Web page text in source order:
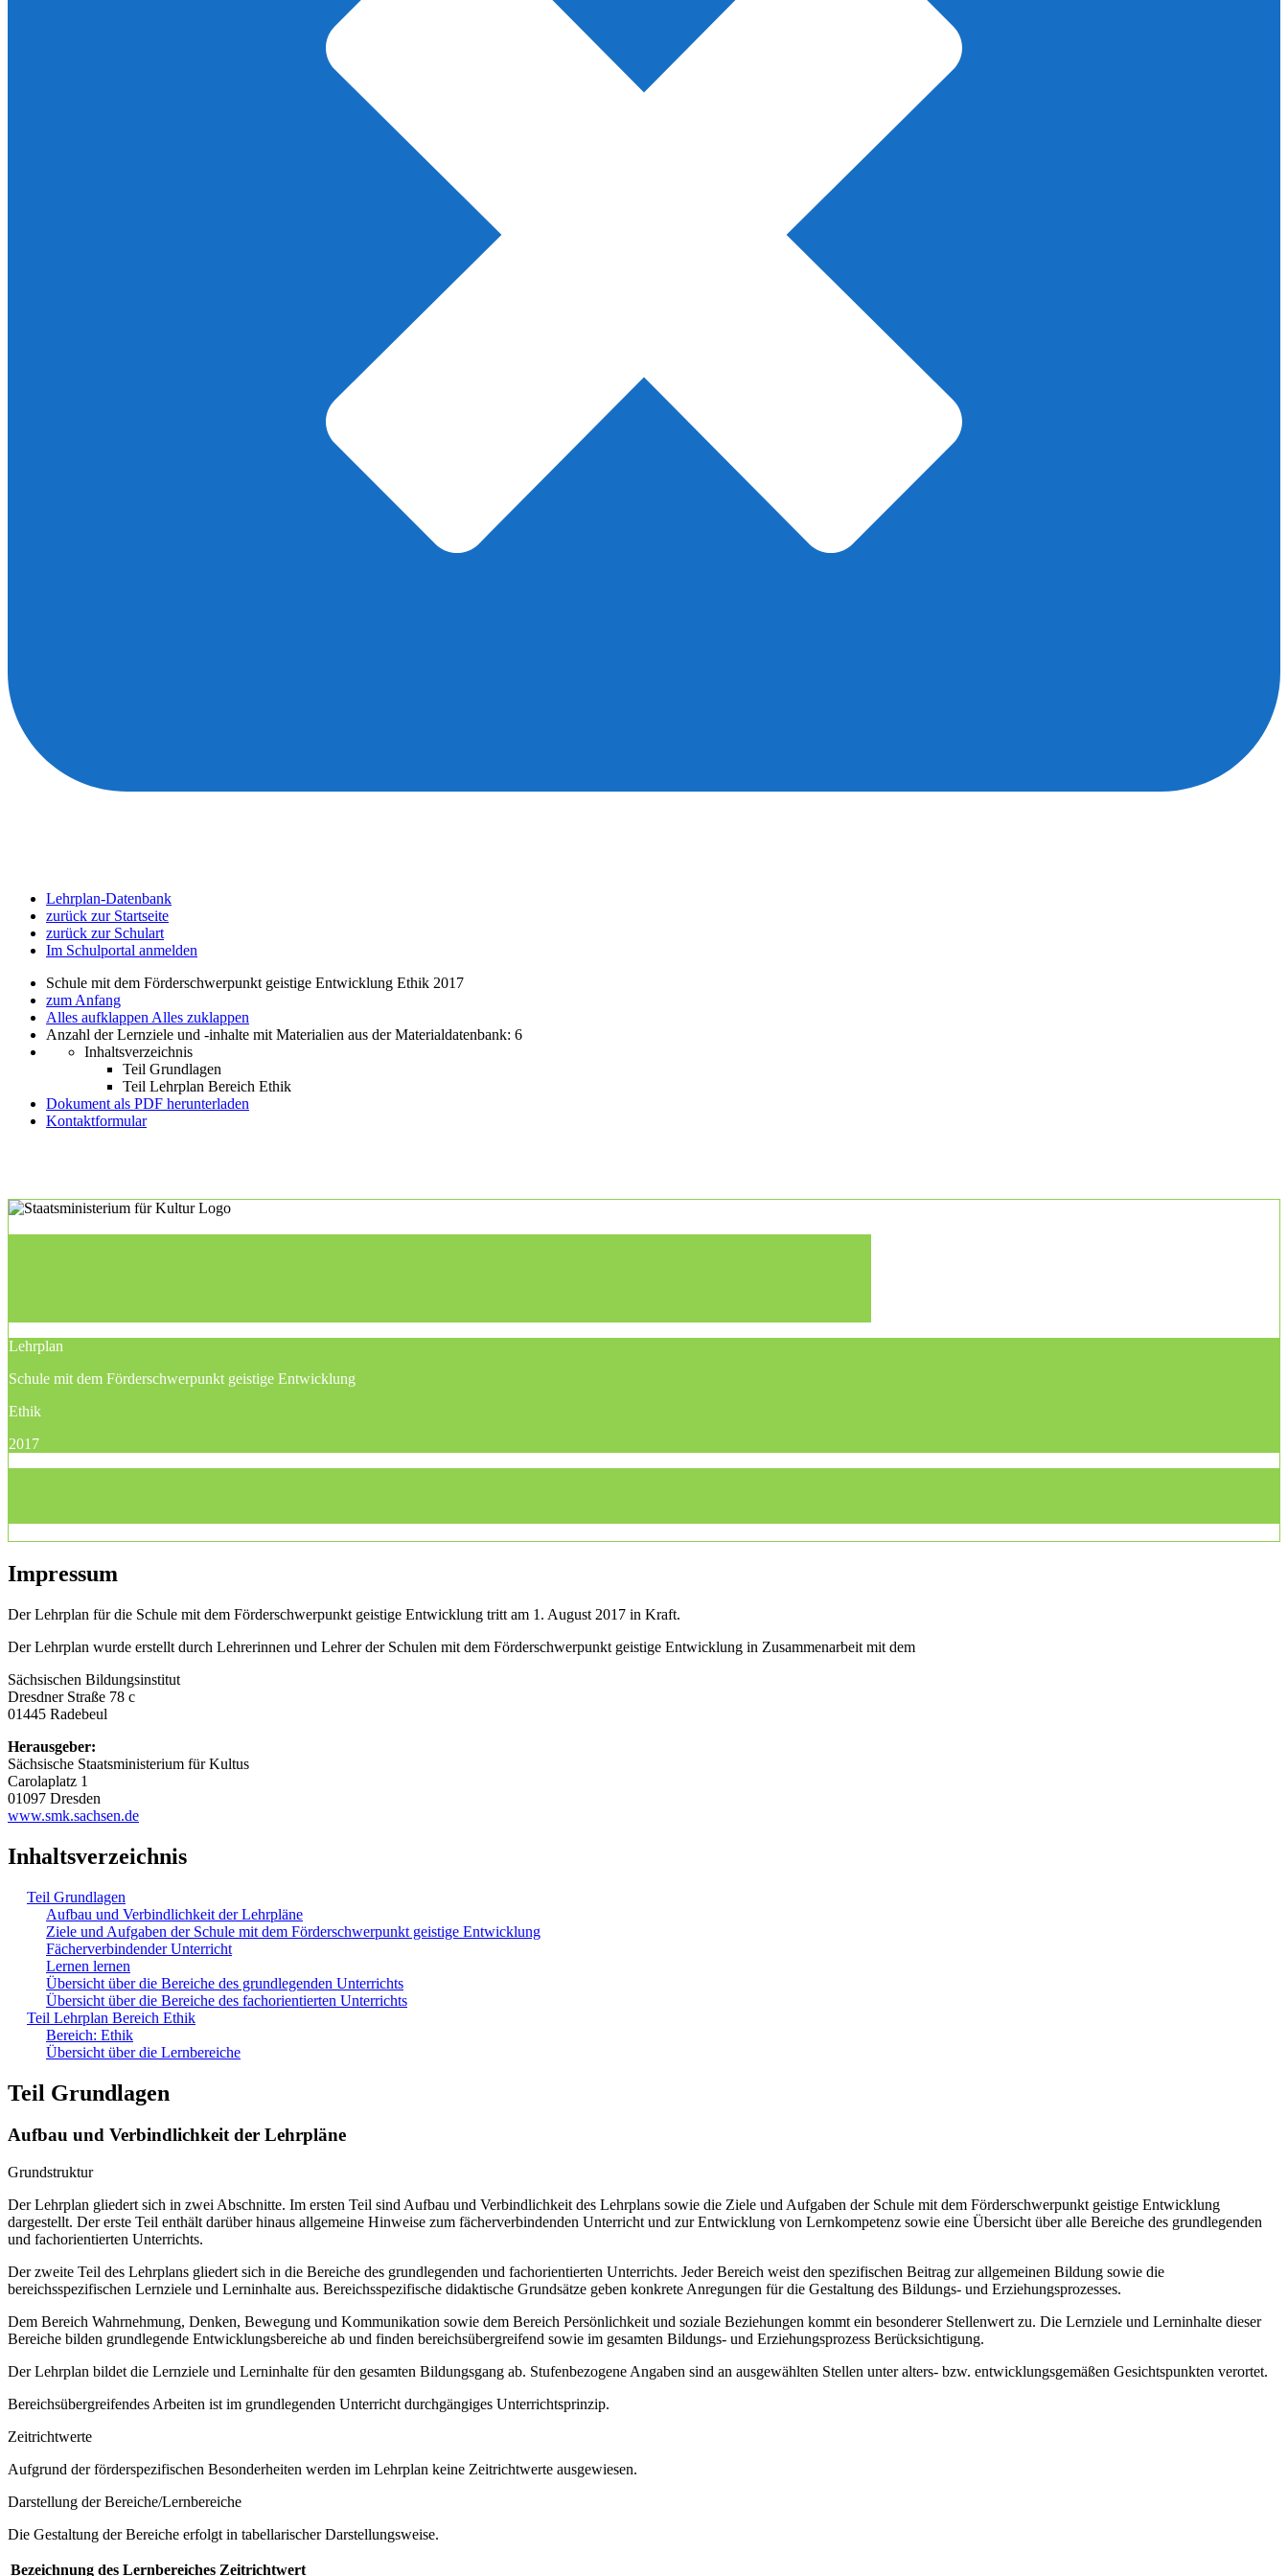
Lehrplan-Datenbank
zurück zur Startseite
zurück zur Schulart
Im Schulportal anmelden
Schule mit dem Förderschwerpunkt geistige Entwicklung Ethik 2017
zum Anfang
Alles aufklappen Alles zuklappen
Anzahl der Lernziele und -inhalte mit Materialien aus der Materialdatenbank: 6
Inhaltsverzeichnis
Teil Grundlagen
Teil Lehrplan Bereich Ethik
Dokument als PDF herunterladen
Kontaktformular
Lehrplan
Schule mit dem Förderschwerpunkt geistige Entwicklung
Ethik
2017
Impressum
Der Lehrplan für die Schule mit dem Förderschwerpunkt geistige Entwicklung tritt am 1. August 2017 in Kraft.
Der Lehrplan wurde erstellt durch Lehrerinnen und Lehrer der Schulen mit dem Förderschwerpunkt geistige Entwicklung in Zusammenarbeit mit dem
Sächsischen Bildungsinstitut
Dresdner Straße 78 c
01445 Radebeul
Herausgeber:
Sächsische Staatsministerium für Kultus
Carolaplatz 1
01097 Dresden
www.smk.sachsen.de
Inhaltsverzeichnis
Teil Grundlagen
Aufbau und Verbindlichkeit der Lehrpläne
Ziele und Aufgaben der Schule mit dem Förderschwerpunkt geistige Entwicklung
Fächerverbindender Unterricht
Lernen lernen
Übersicht über die Bereiche des grundlegenden Unterrichts
Übersicht über die Bereiche des fachorientierten Unterrichts
Teil Lehrplan Bereich Ethik
Bereich: Ethik
Übersicht über die Lernbereiche
Teil Grundlagen
Aufbau und Verbindlichkeit der Lehrpläne
Grundstruktur
Der Lehrplan gliedert sich in zwei Abschnitte. Im ersten Teil sind Aufbau und Verbindlichkeit des Lehrplans sowie die Ziele und Aufgaben der Schule mit dem Förderschwerpunkt geistige Entwicklung
dargestellt. Der erste Teil enthält darüber hinaus allgemeine Hinweise zum fächerverbindenden Unterricht und zur Entwicklung von Lernkompetenz sowie eine Übersicht über alle Bereiche des grundlegenden
und fachorientierten Unterrichts.
Der zweite Teil des Lehrplans gliedert sich in die Bereiche des grundlegenden und fachorientierten Unterrichts. Jeder Bereich weist den spezifischen Beitrag zur allgemeinen Bildung sowie die
bereichsspezifischen Lernziele und Lerninhalte aus. Bereichsspezifische didaktische Grundsätze geben konkrete Anregungen für die Gestaltung des Bildungs- und Erziehungsprozesses.
Dem Bereich Wahrnehmung, Denken, Bewegung und Kommunikation sowie dem Bereich Persönlichkeit und soziale Beziehungen kommt ein besonderer Stellenwert zu. Die Lernziele und Lerninhalte dieser
Bereiche bilden grundlegende Entwicklungsbereiche ab und finden bereichsübergreifend sowie im gesamten Bildungs- und Erziehungsprozess Berücksichtigung.
Der Lehrplan bildet die Lernziele und Lerninhalte für den gesamten Bildungsgang ab. Stufenbezogene Angaben sind an ausgewählten Stellen unter alters- bzw. entwicklungsgemäßen Gesichtspunkten verortet.
Bereichsübergreifendes Arbeiten ist im grundlegenden Unterricht durchgängiges Unterrichtsprinzip.
Zeitrichtwerte
Aufgrund der förderspezifischen Besonderheiten werden im Lehrplan keine Zeitrichtwerte ausgewiesen.
Darstellung der Bereiche/Lernbereiche
Die Gestaltung der Bereiche erfolgt in tabellarischer Darstellungsweise.
Bezeichnung des Lernbereiches Zeitrichtwert